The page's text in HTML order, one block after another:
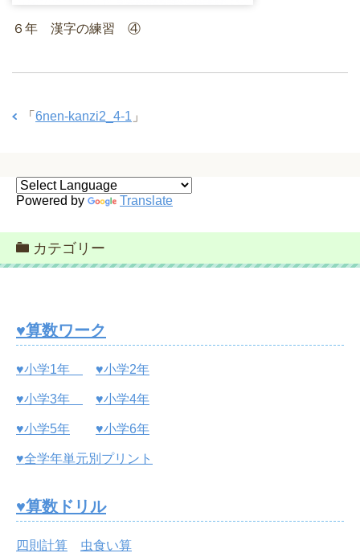
６年 漢字の練習 ④
「 6nen-kanzi2_4-1 」
Powered by Translate
カテゴリー
♥算数ワーク
♥小学1年 ♥小学2年
♥小学3年 ♥小学4年
♥小学5年 ♥小学6年
♥全学年単元別プリント
♥算数ドリル
四則計算 虫食い算